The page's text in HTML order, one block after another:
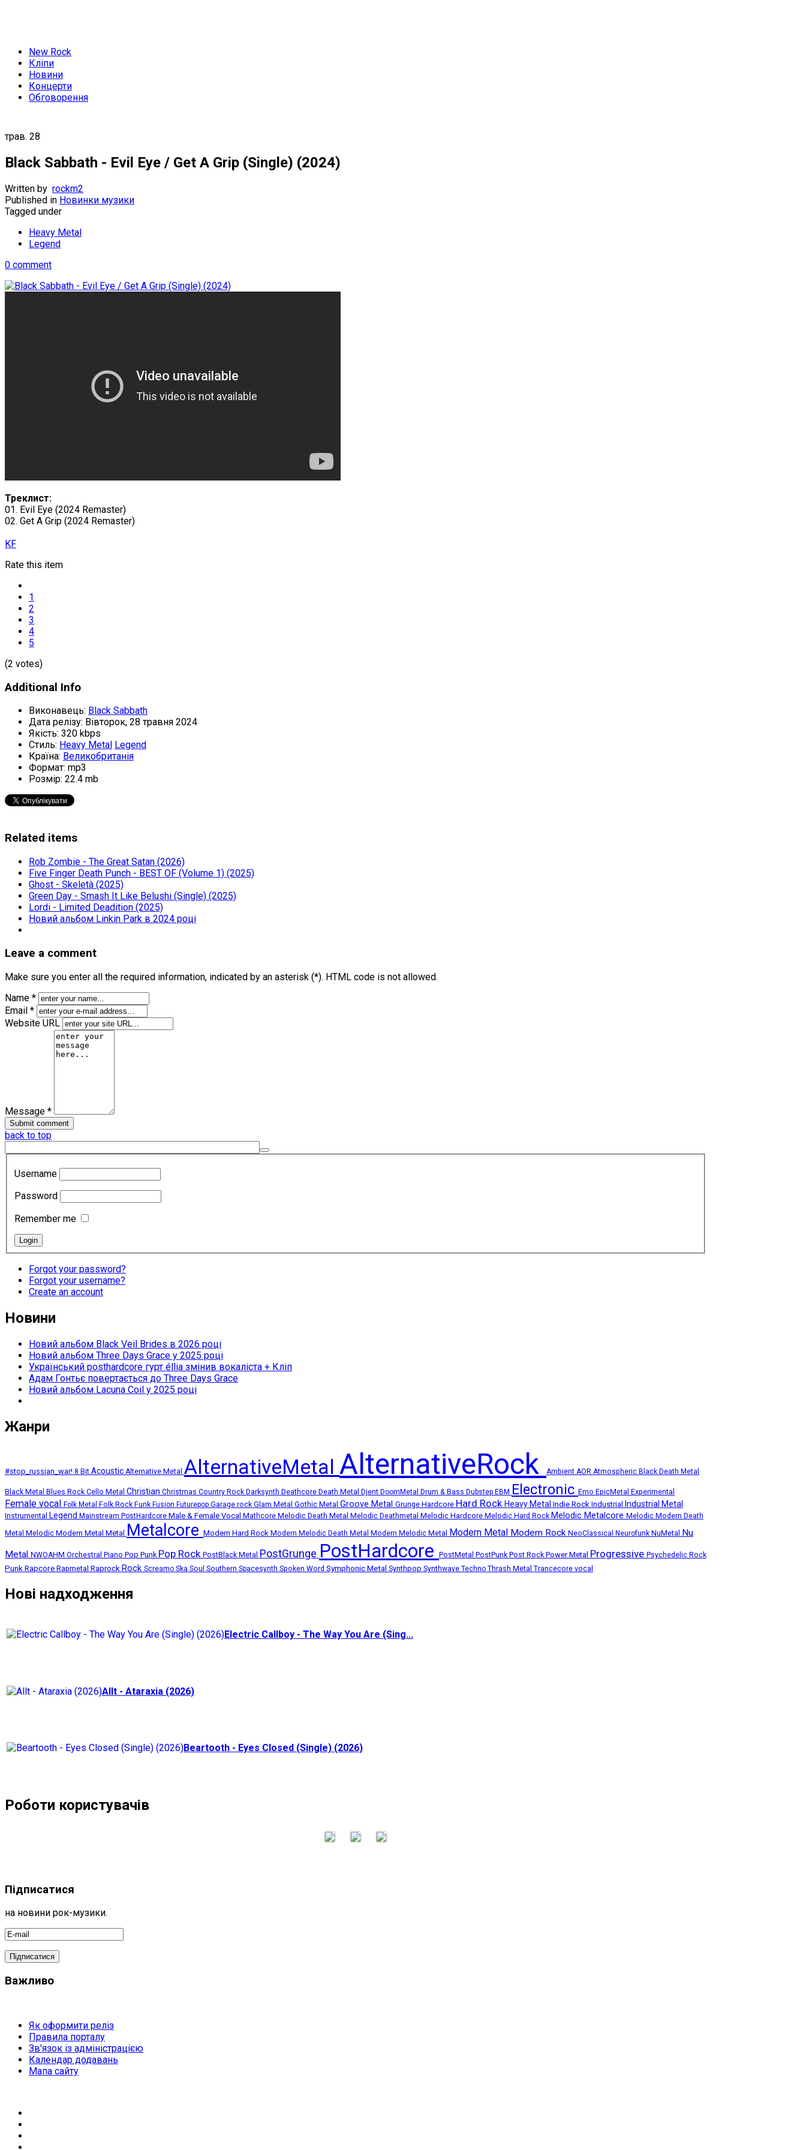
New Rock
Кліпи
Новини
Концерти
Обговорення
трав. 28
Black Sabbath - Evil Eye / Get A Grip (Single) (2024)
Written by rockm2
Published in Новинки музики
Tagged under
Heavy Metal
Legend
0 comment
Треклист:
01. Evil Eye (2024 Remaster)
02. Get A Grip (2024 Remaster)
KF
Rate this item
1
2
3
4
5
(2 votes)
Additional Info
Виконавець: Black Sabbath
Дата релізу: Вівторок, 28 травня 2024
Якість: 320 kbps
Стиль: Heavy Metal Legend
Країна: Великобританія
Формат: mp3
Розмір: 22.4 mb
Related items
Rob Zombie - The Great Satan (2026)
Five Finger Death Punch - BEST OF (Volume 1) (2025)
Ghost - Skeletà (2025)
Green Day - Smash It Like Belushi (Single) (2025)
Lordi - Limited Deadition (2025)
Новий альбом Linkin Park в 2024 році
Leave a comment
Make sure you enter all the required information, indicated by an asterisk (*). HTML code is not allowed.
Name *
Email *
Website URL
Message *
back to top
Username
Password
Remember me
Forgot your password?
Forgot your username?
Create an account
Новини
Новий альбом Black Veil Brides в 2026 році
Новий альбом Three Days Grace у 2025 році
Український posthardcore гурт éllia змінив вокаліста + Кліп
Адам Гонтьє повертається до Three Days Grace
Новий альбом Lacuna Coil у 2025 році
Жанри
#stop_russian_war! 8 Bit Acoustic Alternative Metal AlternativeMetal AlternativeRock Ambient AOR Atmospheric Black Death Metal
Black Metal Blues Rock Cello Metal Christian Christmas Country Rock Darksynth Deathcore Death Metal Djent DoomMetal Drum & Bass Dubstep EBM Electronic Emo EpicMetal Experimental
Female vocal Folk Metal Folk Rock Funk Fusion Futurepop Garage rock Glam Metal Gothic Metal Groove Metal Grunge Hardcore Hard Rock Heavy Metal Indie Rock Industrial Industrial Metal
Instrumental Legend Mainstream PostHardcore Male & Female Vocal Mathcore Melodic Death Metal Melodic Deathmetal Melodic Hardcore Melodic Hard Rock Melodic Metalcore Melodic Modern Death
Metal Melodic Modern Metal Metal Metalcore Modern Hard Rock Modern Melodic Death Metal Modern Melodic Metal Modern Metal Modern Rock NeoClassical Neurofunk NuMetal Nu
Metal
NWOAHM Orchestral Piano Pop Punk Pop Rock PostBlack Metal PostGrunge PostHardcore PostMetal PostPunk Post Rock Power Metal Progressive Psychedelic Rock
PunkRapcore Rapmetal Raprock Rock Screamo Ska Soul Southern Spacesynth Spoken Word Symphonic Metal Synthpop Synthwave Techno Thrash Metal Trancecore vocal
Нові надходження
Electric Callboy - The Way You Are (Sing...
Allt - Ataraxia (2026)
Beartooth - Eyes Closed (Single) (2026)
Роботи користувачів
Підписатися
на новини рок-музики.
Важливо
Як оформити реліз
Правила порталу
Зв'язок із адміністрацією
Календар додавань
Мапа сайту